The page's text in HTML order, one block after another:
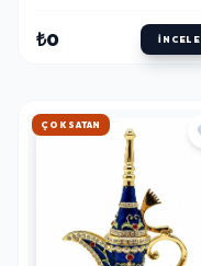
₺0 İNCELE
ÇOK SATAN